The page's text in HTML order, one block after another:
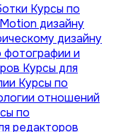
Курсы по
дизайну
дизайну
фотографии и
Курсы для
Курсы по
отношений
по
редакторов